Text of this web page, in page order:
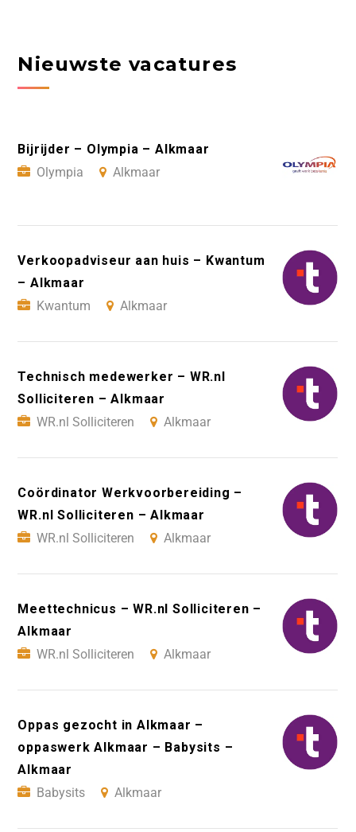
Nieuwste vacatures
Bijrijder – Olympia – Alkmaar
Olympia
Alkmaar
Verkoopadviseur aan huis – Kwantum
– Alkmaar
Kwantum
Alkmaar
Technisch medewerker – WR.nl
Solliciteren – Alkmaar
WR.nl Solliciteren
Alkmaar
Coördinator Werkvoorbereiding –
WR.nl Solliciteren – Alkmaar
WR.nl Solliciteren
Alkmaar
Meettechnicus – WR.nl Solliciteren –
Alkmaar
WR.nl Solliciteren
Alkmaar
Oppas gezocht in Alkmaar –
oppaswerk Alkmaar – Babysits –
Alkmaar
Babysits
Alkmaar